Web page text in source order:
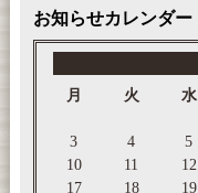
お知らせカレンダー
月
火 水
3
4 5
10
11 12
17
18 19